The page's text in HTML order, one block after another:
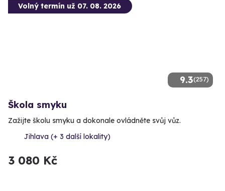
9.3(257)
Volný termín už 07. 08. 2026
Škola smyku
Zažijte školu smyku a dokonale ovládněte svůj vůz.
Jihlava (+ 3 další lokality)
3 080 Kč